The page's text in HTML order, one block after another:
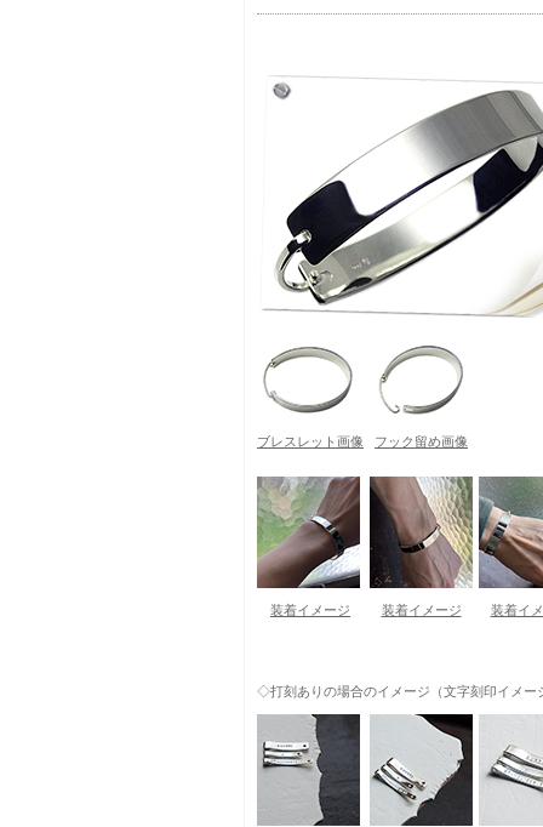
ブレスレット画像 フック留め画像
装着イメージ 装着イメージ 装着イ
◇打刻ありの場合のイメージ（文字刻印イメー